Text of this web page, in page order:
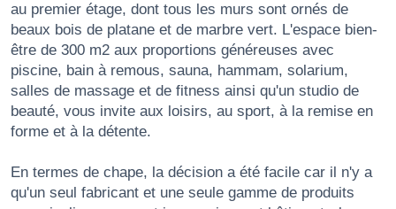
au premier étage, dont tous les murs sont ornés de
beaux bois de platane et de marbre vert. L'espace bien-
être de 300 m2 aux proportions généreuses avec
piscine, bain à remous, sauna, hammam, solarium,
salles de massage et de fitness ainsi qu'un studio de
beauté, vous invite aux loisirs, au sport, à la remise en
forme et à la détente.
En termes de chape, la décision a été facile car il n'y a
qu'un seul fabricant et une seule gamme de produits